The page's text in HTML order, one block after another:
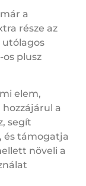
a
része az
plusz
elem,
a
segít
és támogatja
növeli a